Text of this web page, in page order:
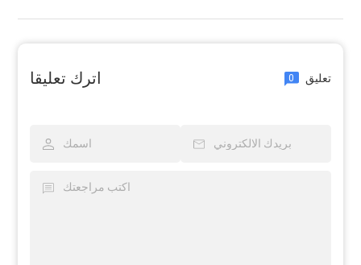
اترك تعليقا 0 تعليق